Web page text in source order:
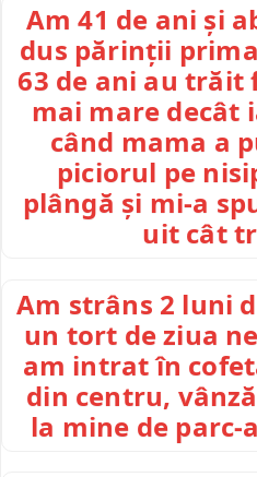
Am 41 de ani și
dus părinții
63 de ani au trăit
mai mare decât
când mama a
piciorul pe
plângă și mi-a
uit cât
Am strâns 2 luni
un tort de ziua
am intrat în
din centru,
la mine de